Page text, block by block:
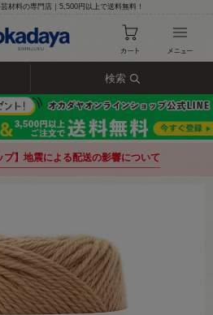
材料の専門店｜5,500円以上で送料無料！
検索
プ】地震による配送の影響について